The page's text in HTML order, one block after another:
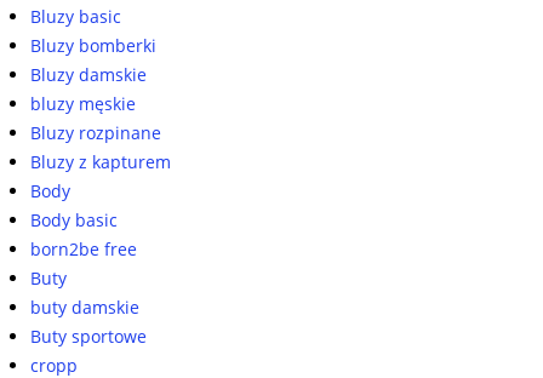
Bluzy basic
Bluzy bomberki
Bluzy damskie
bluzy męskie
Bluzy rozpinane
Bluzy z kapturem
Body
Body basic
born2be free
Buty
buty damskie
Buty sportowe
cropp